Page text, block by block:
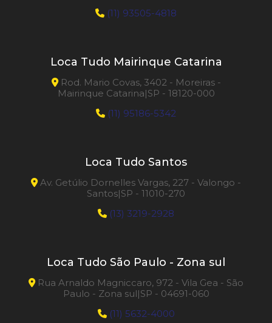
(11) 93505-4818
Loca Tudo Mairinque Catarina
Rod. Mario Covas, 3402 - Moreiras -
Mairinque Catarina|SP - 18120-000
(11) 95186-5342
Loca Tudo Santos
Av. Getúlio Dornelles Vargas, 227 - Valongo -
Santos|SP - 11010-270
(13) 3219-2928
Loca Tudo São Paulo - Zona sul
Rua Arnaldo Magniccaro, 972 - Vila Gea - São
Paulo - Zona sul|SP - 04691-060
(11) 5632-4000